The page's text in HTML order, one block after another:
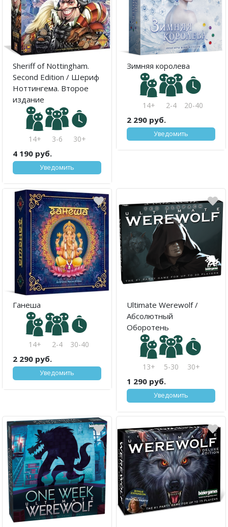
Sheriff of Nottingham.
Second Edition / Шериф
Ноттингема. Второе
издание
14+ 3-6 30+
4 190 руб.
Уведомить
Зимняя королева
14+ 2-4 20-40
2 290 руб.
Уведомить
Ганеша
14+ 2-4 30-40
2 290 руб.
Уведомить
Ultimate Werewolf /
Абсолютный
Оборотень
13+ 5-30 30+
1 290 руб.
Уведомить